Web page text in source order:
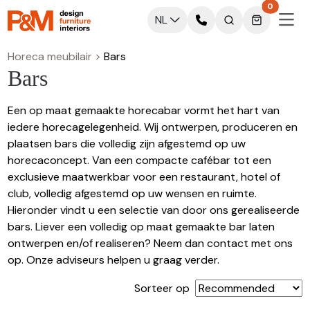
NL
0
Horeca meubilair > Bars
Bars
Een op maat gemaakte horecabar vormt het hart van
iedere horecagelegenheid. Wij ontwerpen, produceren en
plaatsen bars die volledig zijn afgestemd op uw
horecaconcept. Van een compacte cafébar tot een
exclusieve maatwerkbar voor een restaurant, hotel of
club, volledig afgestemd op uw wensen en ruimte.
Hieronder vindt u een selectie van door ons gerealiseerde
bars. Liever een volledig op maat gemaakte bar laten
ontwerpen en/of realiseren? Neem dan contact met ons
op. Onze adviseurs helpen u graag verder.
Sorteer op